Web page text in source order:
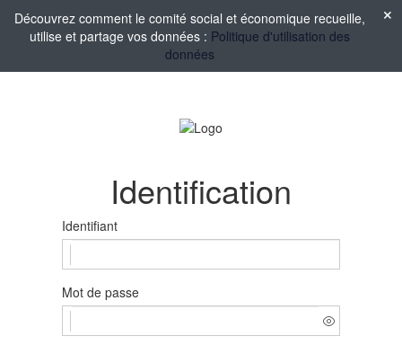
Découvrez comment le comité social et économique recueille,
utilise et partage vos données : Politique d'utilisation des
données
Identification
Identifiant
Mot de passe